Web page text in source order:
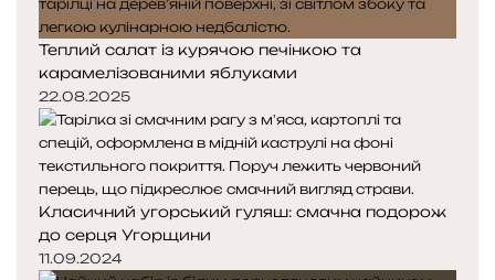
Теплий салат із курячою печінкою та
карамелізованими яблуками
22.08.2025
Класичний угорський гуляш: смачна подорож
до серця Угорщини
11.09.2024